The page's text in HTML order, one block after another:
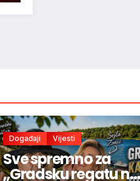
Događaji Vijesti
Sve spremno za
„Gradsku regatu na